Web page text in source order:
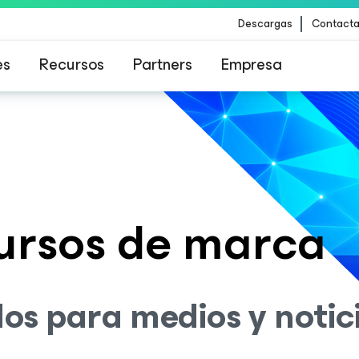
Descargas
Recursos Partners Empresa
para los clientes afectados por la
contenido de CrowdStrike
Una sola
de marca
para medios y